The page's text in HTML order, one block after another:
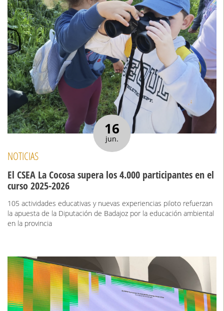
16
jun.
NOTICIAS
El CSEA La Cocosa supera los 4.000 participantes en el
curso 2025-2026
105 actividades educativas y nuevas experiencias piloto refuerzan
la apuesta de la Diputación de Badajoz por la educación ambiental
en la provincia